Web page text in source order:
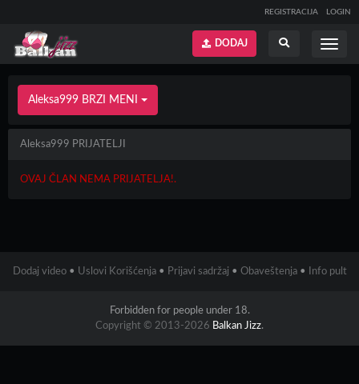
REGISTRACIJA LOGIN
Prikaži
DODAJ
Aleksa999 BRZI MENI
Aleksa999 PRIJATELJI
OVAJ ČLAN NEMA PRIJATELJA!.
Dodaj video • Uslovi Korišćenja • Prijavi sadržaj • Obaveštenja • Info pult
Forbidden for people under 18.
Copyright © 2013-2026 Balkan Jizz.